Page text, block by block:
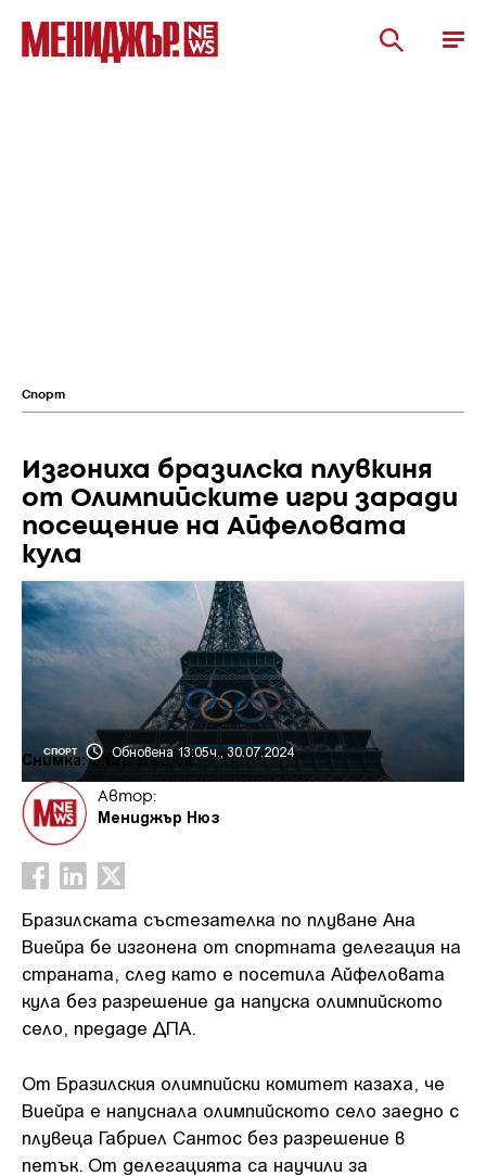
Спорт
Изгониха бразилска плувкиня
от Олимпийските игри заради
посещение на Айфеловата
кула
СПОРТ Обновена 13:05ч., 30.07.2024
Снимка: Shutterstcok
Автор:
Мениджър Нюз
Бразилската състезателка по плуване Ана
Виейра бе изгонена от спортната делегация на
страната, след като е посетила Айфеловата
кула без разрешение да напуска олимпийското
село, предаде ДПА.
От Бразилския олимпийски комитет казаха, че
Виейра е напуснала олимпийското село заедно с
плувеца Габриел Сантос без разрешение в
петък. От делегацията са научили за